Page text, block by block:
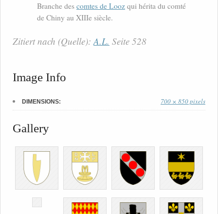
Branche des comtes de Looz qui hérita du comté
de Chiny au XIIIe siècle.
Zitiert nach (Quelle):A.L. Seite 528
Image Info
DIMENSIONS: 700 × 850 pixels
Gallery